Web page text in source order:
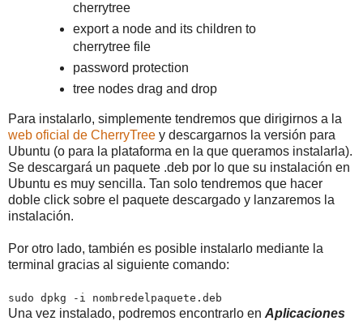
cherrytree
export a node and its children to
cherrytree file
password protection
tree nodes drag and drop
Para instalarlo, simplemente tendremos que dirigirnos a la
web oficial de CherryTree y descargarnos la versión para
Ubuntu (o para la plataforma en la que queramos instalarla).
Se descargará un paquete .deb por lo que su instalación en
Ubuntu es muy sencilla. Tan solo tendremos que hacer
doble click sobre el paquete descargado y lanzaremos la
instalación.
Por otro lado, también es posible instalarlo mediante la
terminal gracias al siguiente comando:
sudo dpkg -i nombredelpaquete.deb
Una vez instalado, podremos encontrarlo en Aplicaciones